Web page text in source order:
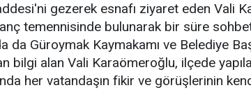
gezerek esnafı ziyaret eden Vali
temennisinde bulunarak bir süre
da Güroymak Kaymakamı ve Belediye
bilgi alan Vali Karaömeroğlu, ilçede
her vatandaşın fikir ve görüşlerinin